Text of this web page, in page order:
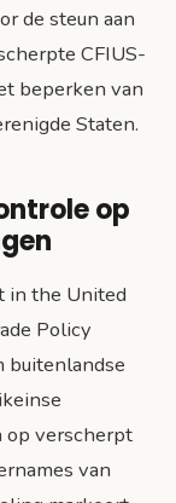
de steun aan
CFIUS-
beperken van
Staten.
op
in the United
Policy
buitenlandse
op verscherpt
van